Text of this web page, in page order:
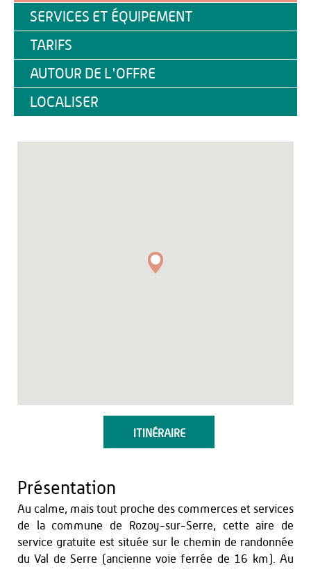
SERVICES ET ÉQUIPEMENT
TARIFS
AUTOUR DE L'OFFRE
LOCALISER
ITINÉRAIRE
Présentation
Au calme, mais tout proche des commerces et services
de la commune de Rozoy-sur-Serre, cette aire de
service gratuite est située sur le chemin de randonnée
du Val de Serre (ancienne voie ferrée de 16 km). Au